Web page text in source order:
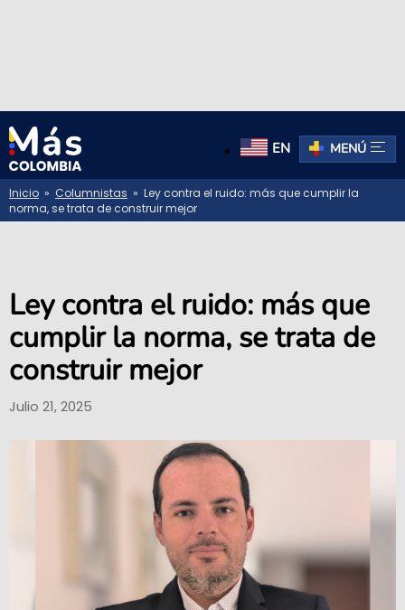
EN MENÚ
Inicio » Columnistas » Ley contra el ruido: más que cumplir la
norma, se trata de construir mejor
Ley contra el ruido: más que
cumplir la norma, se trata de
construir mejor
Julio 21, 2025